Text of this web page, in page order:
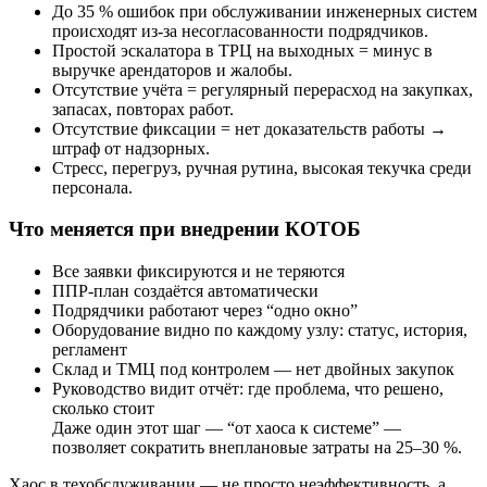
До 35 % ошибок при обслуживании инженерных систем
происходят из-за несогласованности подрядчиков.
Простой эскалатора в ТРЦ на выходных = минус в
выручке арендаторов и жалобы.
Отсутствие учёта = регулярный перерасход на закупках,
запасах, повторах работ.
Отсутствие фиксации = нет доказательств работы →
штраф от надзорных.
Стресс, перегруз, ручная рутина, высокая текучка среди
персонала.
Что меняется при внедрении КОТОБ
Все заявки фиксируются и не теряются
ППР-план создаётся автоматически
Подрядчики работают через “одно окно”
Оборудование видно по каждому узлу: статус, история,
регламент
Склад и ТМЦ под контролем — нет двойных закупок
Руководство видит отчёт: где проблема, что решено,
сколько стоит
Даже один этот шаг — “от хаоса к системе” —
позволяет сократить внеплановые затраты на 25–30 %.